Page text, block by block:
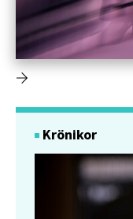
Krönikor